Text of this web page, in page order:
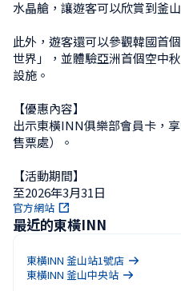
水晶艙，讓遊客可以欣賞到釜
此外，遊客還可以參觀韓國首
世界」，並體驗亞洲首個空中
設施。
【優惠內容】
出示東橫INN俱樂部會員卡，
售票處）。
【活動期間】
至2026年3月31日
官方網站
最近的東橫INN
東橫INN 釜山站1號店
東橫INN 釜山中央站